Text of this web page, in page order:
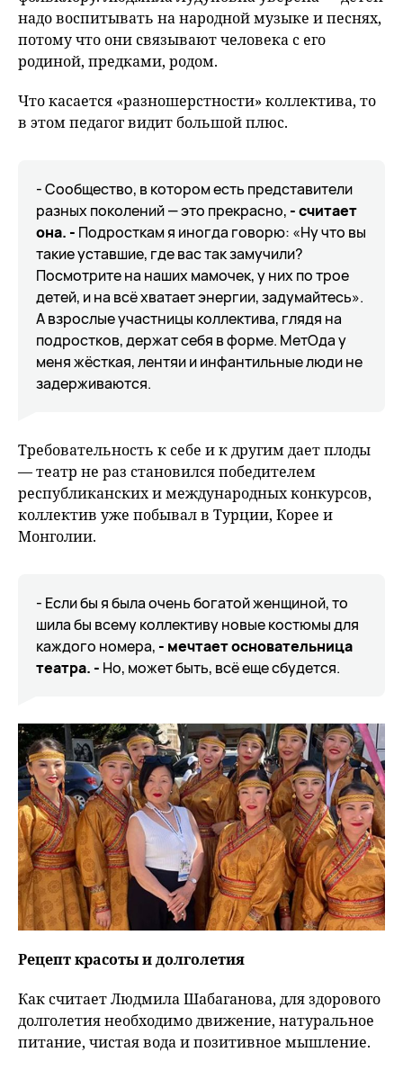
надо воспитывать на народной музыке и песнях,
потому что они связывают человека с его
родиной, предками, родом.
Что касается «разношерстности» коллектива, то
в этом педагог видит большой плюс.
- Сообщество, в котором есть представители
разных поколений — это прекрасно, - считает
она. - Подросткам я иногда говорю: «Ну что вы
такие уставшие, где вас так замучили?
Посмотрите на наших мамочек, у них по трое
детей, и на всё хватает энергии, задумайтесь».
А взрослые участницы коллектива, глядя на
подростков, держат себя в форме. МетОда у
меня жёсткая, лентяи и инфантильные люди не
задерживаются.
Требовательность к себе и к другим дает плоды
— театр не раз становился победителем
республиканских и международных конкурсов,
коллектив уже побывал в Турции, Корее и
Монголии.
- Если бы я была очень богатой женщиной, то
шила бы всему коллективу новые костюмы для
каждого номера, - мечтает основательница
театра. - Но, может быть, всё еще сбудется.
Рецепт красоты и долголетия
Как считает Людмила Шабаганова, для здорового
долголетия необходимо движение, натуральное
питание, чистая вода и позитивное мышление.